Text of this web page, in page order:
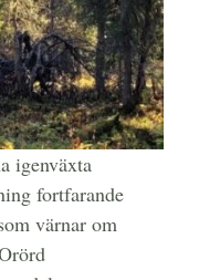
igenväxta
fortfarande
värnar om